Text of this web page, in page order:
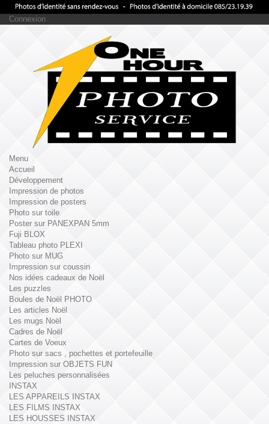
Connexion
Menu
Accueil
Développement
Impression de photos
Impression de posters
Photo sur toile
Poster sur PANEXPAN 5mm
Fuji BLOX
Tableau photo PLEXI
Photo sur MUG
Impression sur coussin
Nos idées cadeaux de Noël
Les puzzles
Boules de Noël PHOTO
Les articles Noël
Les mugs Noël
Cadres de Noël
Cartes de Voeux
Photo sur sacs , pochettes et portefeuille
Impression sur OBJETS FUN
Les peluches personnalisées
INSTAX
LES APPAREILS INSTAX
LES FILMS INSTAX
LES HOUSSES INSTAX